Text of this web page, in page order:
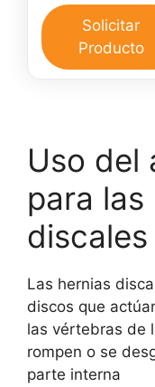
Solicitar
Producto
Uso del
para las
discales
Las hernias
discos que
las vértebras de
rompen o se
parte interna